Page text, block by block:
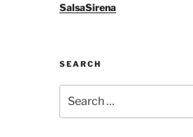
SalsaSirena
SEARCH
for: